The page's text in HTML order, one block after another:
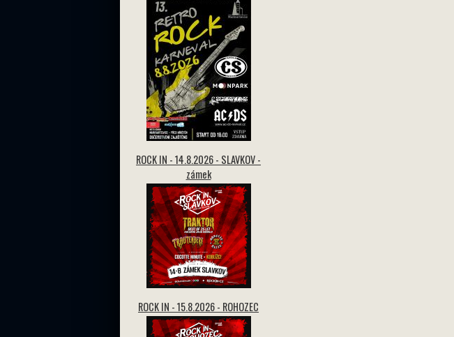
ROCK IN - 14.8.2026 - SLAVKOV -
zámek
ROCK IN - 15.8.2026 - ROHOZEC